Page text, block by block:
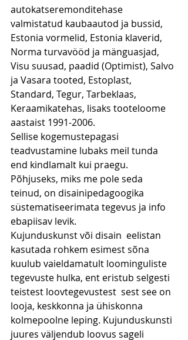
autokatseremonditehase
valmistatud kaubaautod ja bussid,
Estonia vormelid, Estonia klaverid,
Norma turvavööd ja mänguasjad,
Visu suusad, paadid (Optimist), Salvo
ja Vasara tooted, Estoplast,
Standard, Tegur, Tarbeklaas,
Keraamikatehas, lisaks tooteloome
aastaist 1991-2006.
Sellise kogemustepagasi
teadvustamine lubaks meil tunda
end kindlamalt kui praegu.
Põhjuseks, miks me pole seda
teinud, on disainipedagoogika
süstematiseerimata tegevus ja info
ebapiisav levik.
Kujunduskunst või disain  eelistan
kasutada rohkem esimest sõna
kuulub vaieldamatult loominguliste
tegevuste hulka, ent eristub selgesti
teistest loovtegevustest  sest see on
looja, keskkonna ja ühiskonna
kolmepoolne leping. Kujunduskunsti
juures väljendub loovus sageli